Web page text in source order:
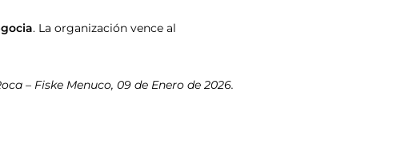
. La organización vence al
– Fiske Menuco, 09 de Enero de 2026.